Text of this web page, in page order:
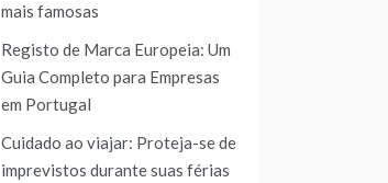
mais famosas
Registo de Marca Europeia: Um
Guia Completo para Empresas
em Portugal
Cuidado ao viajar: Proteja-se de
imprevistos durante suas férias